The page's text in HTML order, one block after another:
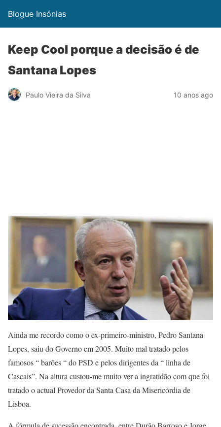
Blogue Insónias
Keep Cool porque a decisão é de
Santana Lopes
Paulo Vieira da Silva 10 anos ago
Ainda me recordo como o ex-primeiro-ministro, Pedro Santana
Lopes, saiu do Governo em 2005. Muito mal tratado pelos
famosos “ barões “ do PSD e pelos dirigentes da “ linha de
Cascais”. Na altura custou-me muito ver a ingratidão com que foi
tratado o actual Provedor da Santa Casa da Misericórdia de
Lisboa.